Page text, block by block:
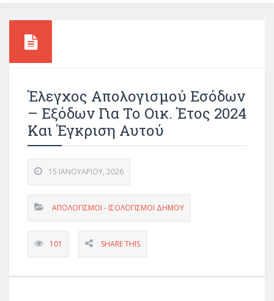
Έλεγχος Απολογισμού Εσόδων
– Εξόδων Για Το Οικ. Έτος 2024
Και Έγκριση Αυτού
15 ΙΑΝΟΥΑΡΊΟΥ, 2026
ΑΠΟΛΟΓΙΣΜΟΊ - ΙΣΟΛΟΓΙΣΜΟΊ ΔΉΜΟΥ
101 SHARE THIS